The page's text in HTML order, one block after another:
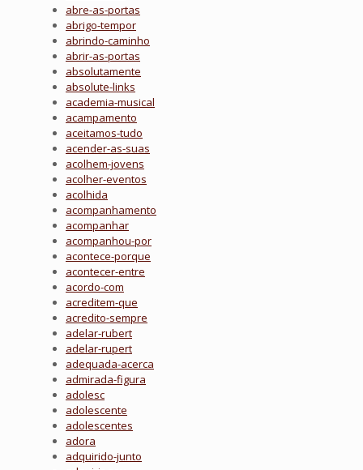
abre-as-portas
abrigo-tempor
abrindo-caminho
abrir-as-portas
absolutamente
absolute-links
academia-musical
acampamento
aceitamos-tudo
acender-as-suas
acolhem-jovens
acolher-eventos
acolhida
acompanhamento
acompanhar
acompanhou-por
acontece-porque
acontecer-entre
acordo-com
acreditem-que
acredito-sempre
adelar-rubert
adelar-rupert
adequada-acerca
admirada-figura
adolesc
adolescente
adolescentes
adora
adquirido-junto